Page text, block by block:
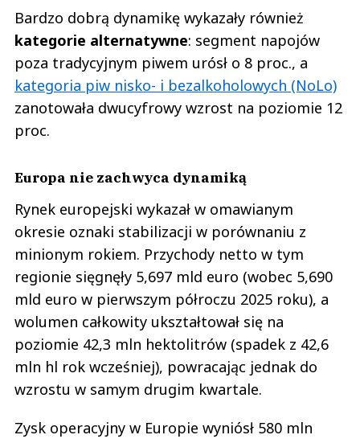
Bardzo dobrą dynamikę wykazały również
kategorie alternatywne: segment napojów
poza tradycyjnym piwem urósł o 8 proc., a
kategoria piw nisko- i bezalkoholowych (NoLo)
zanotowała dwucyfrowy wzrost na poziomie 12
proc.
Europa nie zachwyca dynamiką
Rynek europejski wykazał w omawianym
okresie oznaki stabilizacji w porównaniu z
minionym rokiem. Przychody netto w tym
regionie sięgnęły 5,697 mld euro (wobec 5,690
mld euro w pierwszym półroczu 2025 roku), a
wolumen całkowity ukształtował się na
poziomie 42,3 mln hektolitrów (spadek z 42,6
mln hl rok wcześniej), powracając jednak do
wzrostu w samym drugim kwartale.
Zysk operacyjny w Europie wyniósł 580 mln